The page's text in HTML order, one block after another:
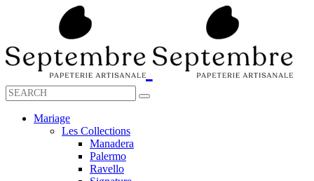
Mariage
Les Collections
Manadera
Palermo
Ravello